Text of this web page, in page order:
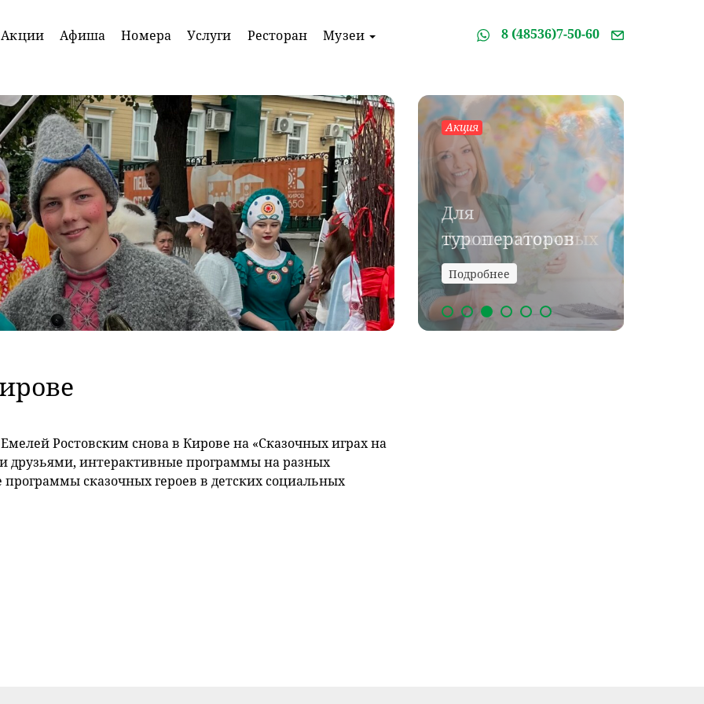
Акции Афиша Номера Услуги Ресторан Музеи 8 (48536)7-50-60
Ростовским снова в Кирове на «Сказочных играх на
друзьями, интерактивные программы на разных
сказочных героев в детских социальных
Акция
Для
именинников
Подробнее
Акция
Для
туроператоров
Подробнее
Акция
Для новобрачных
Подробнее